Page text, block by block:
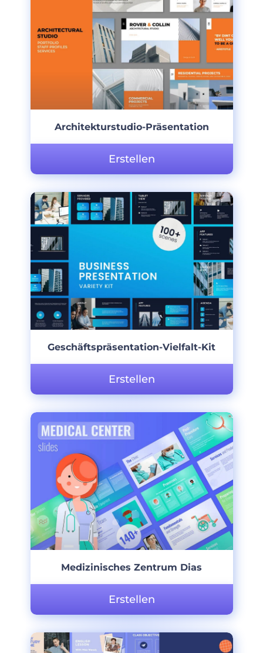
Architekturstudio-Präsentation
Erstellen
Geschäftspräsentation-Vielfalt-Kit
Erstellen
Medizinisches Zentrum Dias
Erstellen